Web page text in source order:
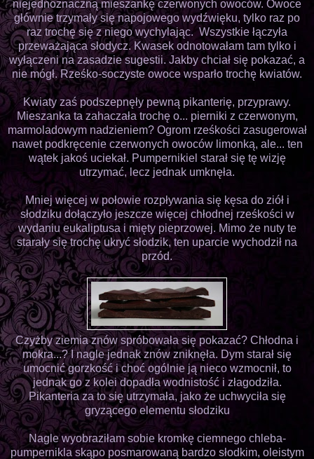
niejednoznaczną mieszankę czerwonych owoców. Owoce
głównie trzymały się napojowego wydźwięku, tylko raz po
raz trochę się z niego wychylając. Wszystkie łączyła
przeważająca słodycz. Kwasek odnotowałam tam tylko i
wyłączeni na zasadzie sugestii. Jakby chciał się pokazać, a
nie mógł. Rześko-soczyste owoce wsparło trochę kwiatów.
Kwiaty zaś podszepnęły pewną pikanterię, przyprawy.
Mieszanka ta zahaczała trochę o... pierniki z czerwonym,
marmoladowym nadzieniem? Ogrom rześkości zasugerował
nawet podkręcenie czerwonych owoców limonką, ale... ten
wątek jakoś uciekał. Pumpernikiel starał się tę wizję
utrzymać, lecz jednak umknęła.
Mniej więcej w połowie rozpływania się kęsa do ziół i
słodziku dołączyło jeszcze więcej chłodnej rześkości w
wydaniu eukaliptusa i mięty pieprzowej. Mimo że nuty te
starały się trochę ukryć słodzik, ten uparcie wychodził na
przód.
Czyżby ziemia znów spróbowała się pokazać? Chłodna i
mokra...? I nagle jednak znów zniknęła. Dym starał się
umocnić gorzkość i choć ogólnie ją nieco wzmocnił, to
jednak go z kolei dopadła wodnistość i złagodziła.
Pikanteria za to się utrzymała, jako że uchwyciła się
gryzącego elementu słodziku
Nagle wyobraziłam sobie kromkę ciemnego chleba-
pumpernikla skąpo posmarowaną bardzo słodkim, oleistym